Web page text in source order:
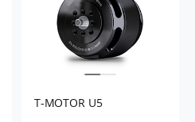
T-MOTOR U5